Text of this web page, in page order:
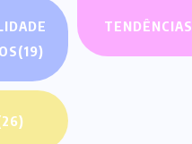
(19)
TENDÊNCIAS